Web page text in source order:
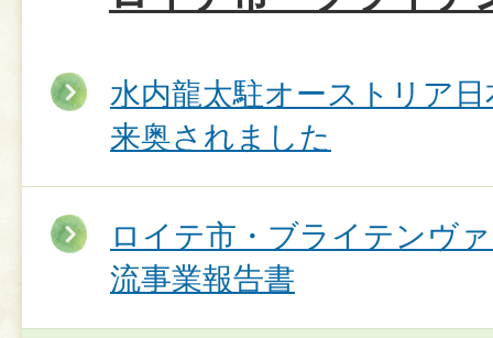
水内龍太駐オーストリア
来奥されました
ロイテ市・ブライテンヴ
流事業報告書